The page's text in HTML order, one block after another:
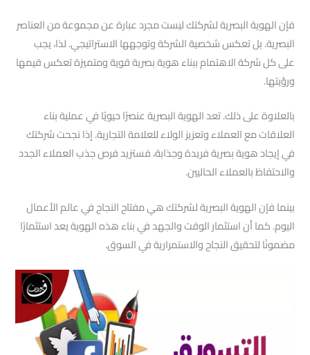
فإن الهوية البصرية لشركتك ليست مجرد عبارة عن مجموعة من العناصر
البصرية. بل تعكس شخصية الشركة وتوجهها الاستراتيجي. لذا، يجب
على كل شركة الاهتمام ببناء هوية بصرية قوية ومتميزة تعكس قيمها
ورؤيتها.
بالعلاوة على ذلك. تعد الهوية البصرية عنصرًا حيويًا في عملية بناء
العلاقات مع العملاء وتعزيز الولاء للعلامة التجارية. إذا نجحت شركتك
في إيجاد هوية بصرية فريدة وجذابة، فستزيد فرص جذب العملاء الجدد
والاحتفاظ بالعملاء الحاليين.
بينما فإن الهوية البصرية لشركتك هي مفتاح النجاح في عالم الأعمال
اليوم. كما أن استثمار الوقت والجهد في بناء هذه الهوية يعد استثمارًا
مضمونًا لتحقيق النجاح والاستمرارية في السوق.